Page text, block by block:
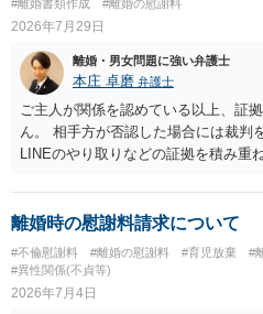
#離婚書類作成 #離婚の慰謝料
2026年7月29日
離婚・男女問題に強い弁護士
本庄 卓磨 弁護士
ご主人が関係を認めている以上、証
ん。 相手方が否認した場合には裁判
LINEのやり取りなどの証拠を積み重
個別の事情によりますので、お早め
すめします。
離婚時の慰謝料請求について
#不倫慰謝料 #離婚の慰謝料 #育児放棄 #
#異性関係(不貞等)
2026年7月4日